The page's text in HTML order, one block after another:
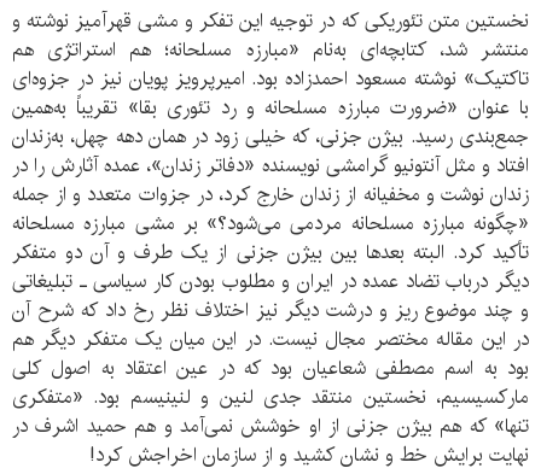
نخستین متن تئوریکی که در توجیه این تفکر و مشی قهرآمیز نوشته و
منتشر شد، کتابچه‌ای به‌نام «مبارزه مسلحانه؛ هم استراتژی هم
تاکتیک» نوشته مسعود احمدزاده بود. امیرپرویز پویان نیز در جزوه‌ای
با عنوان «ضرورت مبارزه مسلحانه و رد تئوری بقا» تقریباً به‌همین
جمع‌بندی رسید. بیژن جزنی، که خیلی زود در همان دهه چهل، به‌زندان
افتاد و مثل آنتونیو گرامشی نویسنده «دفاتر زندان»، عمده آثارش را در
زندان نوشت و مخفیانه از زندان خارج کرد، در جزوات متعدد و از جمله
«چگونه مبارزه مسلحانه مردمی می‌شود؟» بر مشی مبارزه مسلحانه
تأکید کرد. البته بعدها بین بیژن جزنی از یک طرف و آن دو متفکر
دیگر درباب تضاد عمده در ایران و مطلوب بودن کار سیاسی ـ تبلیغاتی
و چند موضوع ریز و درشت دیگر نیز اختلاف نظر رخ داد که شرح آن
در این مقاله مختصر مجال نیست. در این میان یک متفکر دیگر هم
بود به اسم مصطفی شعاعیان بود که در عین اعتقاد به اصول کلی
مارکسیسیم، نخستین منتقد جدی لنین و لنینیسم بود. «متفکری
تنها» که هم بیژن جزنی از او خوشش نمی‌آمد و هم حمید اشرف در
نهایت برایش خط و نشان کشید و از سازمان اخراجش کرد!